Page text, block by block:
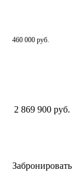
460 000 руб.
2 869 900 руб.
Забронировать